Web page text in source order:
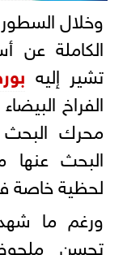
وخلال
الكاملة عن
تشير إليه
الفراخ
محرك البحث
البحث
لحظية خاصة
ورغم ما
تحسن